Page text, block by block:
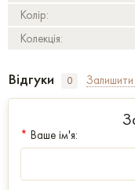
Колір:
Колекція:
Відгуки 0 Залишити
* Ваше ім'я: